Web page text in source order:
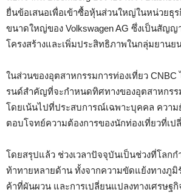
ยื่นข้อเสนอเพื่อเข้าซื้อหุ้นส่วนใหญ่ในหน่วยธุร
ขนาดใหญ่ของ Volkswagen AG ซึ่งเป็นสัญ
โครงสร้างและเพิ่มประสิทธิภาพในกลุ่มยานย
ในส่วนของอุตสาหกรรมการท่องเที่ยว
รนด์สำคัญที่จะกำหนดทิศทางของอุตสาหกรร
โดยเน้นไปที่ประสบการณ์เฉพาะบุคคล ความ
ตอบโจทย์ความต้องการของนักท่องเที่ยวที่เป
โดยสรุปแล้ว ช่วงเวลาปัจจุบันเป็นช่วงที่โลก
ท้าทายหลายด้าน ทั้งจากความขัดแย้งทางภูมิ
ค้าที่ผันผวน และการเปลี่ยนแปลงทางเศรษ